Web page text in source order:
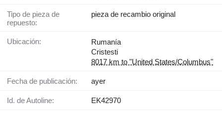
Tipo de pieza de
repuesto:
pieza de recambio original
Ubicación:
Rumanía
Cristesti
8017 km to "United States/Columbus"
Fecha de publicación: ayer
Id. de Autoline: EK42970